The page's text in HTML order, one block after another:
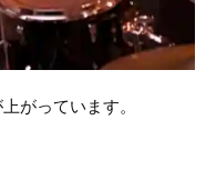
がっています。